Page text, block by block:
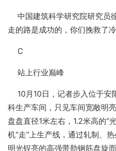
中国建筑科学研究院研究员
走的路是成功的，你们挽救了
C
站上行业巅峰
10 月 10日 ，记者步入位于
科生产车间，只见车间宽敞明
盘盘直径1米左右，1.2米高的“
机“走”上生产线，通过轧制、
明光锃亮的高强带肋钢筋盘旋